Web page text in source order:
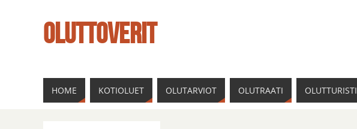
OLUTTOVERIT
HOME KOTIOLUET OLUTARVIOT OLUTRAATI OLUTTURISTI